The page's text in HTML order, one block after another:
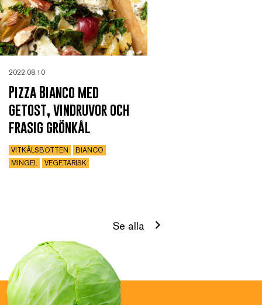
2022.08.10
Pizza Bianco med
getost, vindruvor och
frasig grönkål
VITKÅLSBOTTEN
BIANCO
MINGEL
VEGETARISK
Se alla